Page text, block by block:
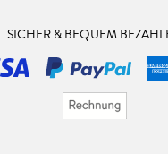
SICHER & BEQUEM